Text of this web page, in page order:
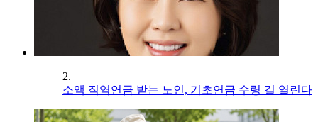
2.
소액 직역연금 받는 노인, 기초연금 수령 길 열린다